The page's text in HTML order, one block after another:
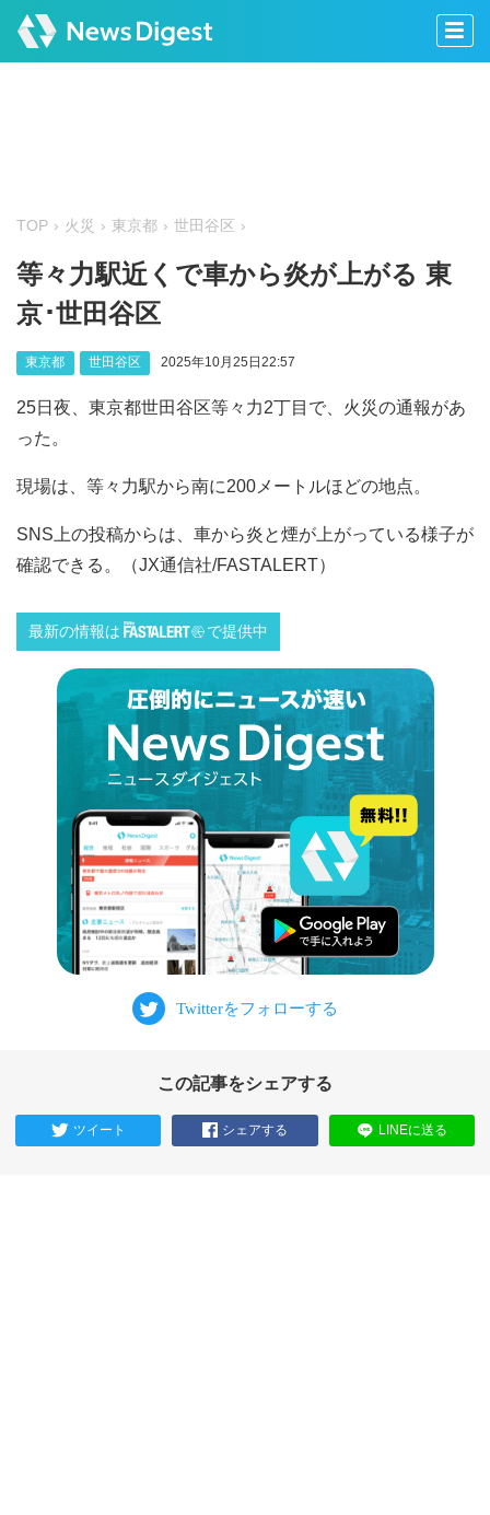
TOP 火災 東京都 世田谷区
等々力駅近くで車から炎が上がる 東
京･世田谷区
東京都 世田谷区 2025年10月25日22:57
25日夜、東京都世田谷区等々力2丁目で、火災の通報があ
った。
現場は、等々力駅から南に200メートルほどの地点。
SNS上の投稿からは、車から炎と煙が上がっている様子が
確認できる。（JX通信社/FASTALERT）
最新の情報は で提供中
この記事をシェアする
ツイート シェアする LINEに送る